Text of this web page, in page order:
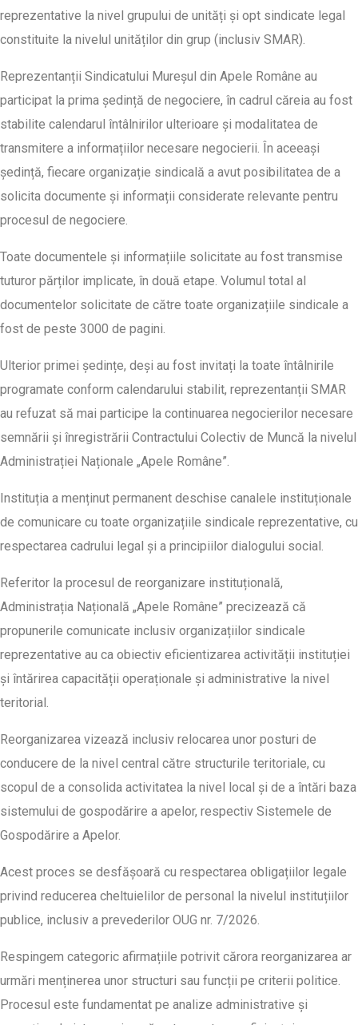
reprezentative la nivel grupului de unități și opt sindicate legal
constituite la nivelul unităților din grup (inclusiv SMAR).
Reprezentanții Sindicatului Mureșul din Apele Române au
participat la prima ședință de negociere, în cadrul căreia au fost
stabilite calendarul întâlnirilor ulterioare și modalitatea de
transmitere a informațiilor necesare negocierii. În aceeași
ședință, fiecare organizație sindicală a avut posibilitatea de a
solicita documente și informații considerate relevante pentru
procesul de negociere.
Toate documentele și informațiile solicitate au fost transmise
tuturor părților implicate, în două etape. Volumul total al
documentelor solicitate de către toate organizațiile sindicale a
fost de peste 3000 de pagini.
Ulterior primei ședințe, deși au fost invitați la toate întâlnirile
programate conform calendarului stabilit, reprezentanții SMAR
au refuzat să mai participe la continuarea negocierilor necesare
semnării și înregistrării Contractului Colectiv de Muncă la nivelul
Administrației Naționale „Apele Române”.
Instituția a menținut permanent deschise canalele instituționale
de comunicare cu toate organizațiile sindicale reprezentative, cu
respectarea cadrului legal și a principiilor dialogului social.
Referitor la procesul de reorganizare instituțională,
Administrația Națională „Apele Române” precizează că
propunerile comunicate inclusiv organizațiilor sindicale
reprezentative au ca obiectiv eficientizarea activității instituției
și întărirea capacității operaționale și administrative la nivel
teritorial.
Reorganizarea vizează inclusiv relocarea unor posturi de
conducere de la nivel central către structurile teritoriale, cu
scopul de a consolida activitatea la nivel local și de a întări baza
sistemului de gospodărire a apelor, respectiv Sistemele de
Gospodărire a Apelor.
Acest proces se desfășoară cu respectarea obligațiilor legale
privind reducerea cheltuielilor de personal la nivelul instituțiilor
publice, inclusiv a prevederilor OUG nr. 7/2026.
Respingem categoric afirmațiile potrivit cărora reorganizarea ar
urmări menținerea unor structuri sau funcții pe criterii politice.
Procesul este fundamentat pe analize administrative și